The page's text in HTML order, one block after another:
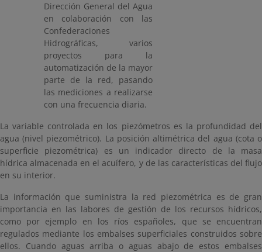
Dirección General del Agua
en colaboración con las
Confederaciones
Hidrográficas, varios
proyectos para la
automatización de la mayor
parte de la red, pasando
las mediciones a realizarse
con una frecuencia diaria.
La variable controlada en los piezómetros es la profundidad del
agua (nivel piezométrico). La posición altimétrica del agua (cota o
superficie piezométrica) es un indicador directo de la masa
hídrica almacenada en el acuífero, y de las características del flujo
en su interior.
La información que suministra la red piezométrica es de gran
importancia en las labores de gestión de los recursos hídricos,
como por ejemplo en los ríos españoles, que se encuentran
regulados mediante los embalses superficiales construidos sobre
ellos. Cuando aguas arriba o aguas abajo de estos embalses